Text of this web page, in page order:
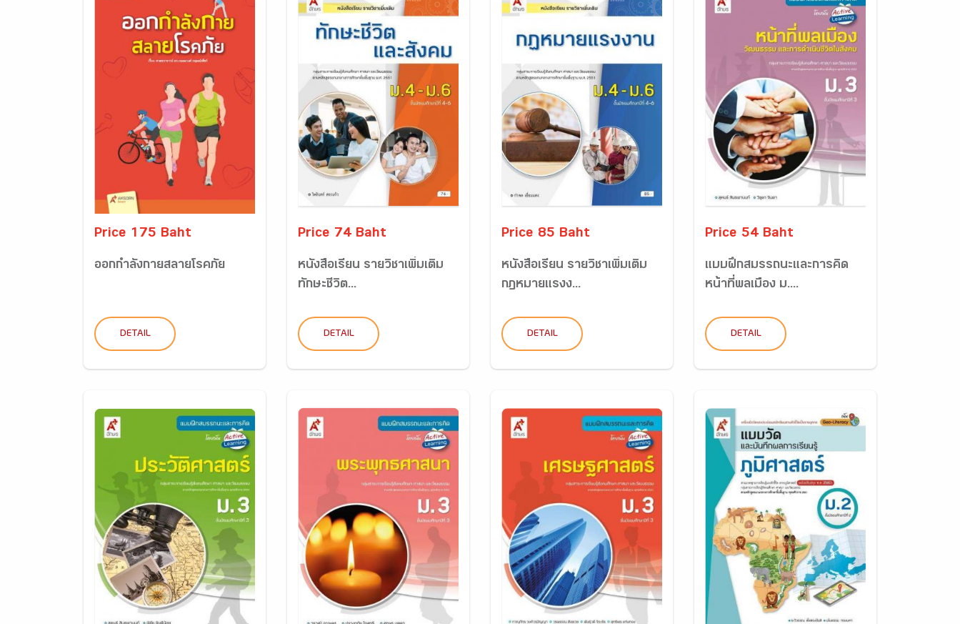
Price 175 Baht
ออกกำลังกายสลายโรคภัย
DETAIL
Price 74 Baht
หนังสือเรียน รายวิชาเพิ่มเติม
ทักษะชีวิต...
DETAIL
Price 85 Baht
หนังสือเรียน รายวิชาเพิ่มเติม
กฏหมายแรงง...
DETAIL
Price 54 Baht
แบบฝึกสมรรถนะและการคิด
หน้าที่พลเมือง ม....
DETAIL